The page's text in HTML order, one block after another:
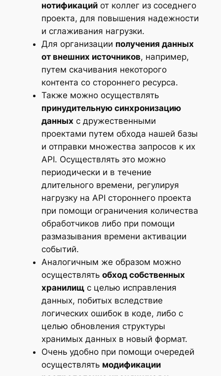
нотификацийот коллег из соседнего
проекта, для повышения надежности
и сглаживания нагрузки.
Для организации получения данных
от внешних источников, например,
путем скачивания некоторого
контента со стороннего ресурса.
Также можно осуществлять
принудительную синхронизацию
данных с дружественными
проектами путем обхода нашей базы
и отправки множества запросов к их
API. Осуществлять это можно
периодически и в течение
длительного времени, регулируя
нагрузку на API стороннего проекта
при помощи ограничения количества
обработчиков либо при помощи
размазывания времени активации
событий.
Аналогичным же образом можно
осуществлять обход собственных
хранилищс целью исправления
данных, побитых вследствие
логических ошибок в коде, либо с
целью обновления структуры
хранимых данных в новый формат.
Очень удобно при помощи очередей
осуществлять модификации